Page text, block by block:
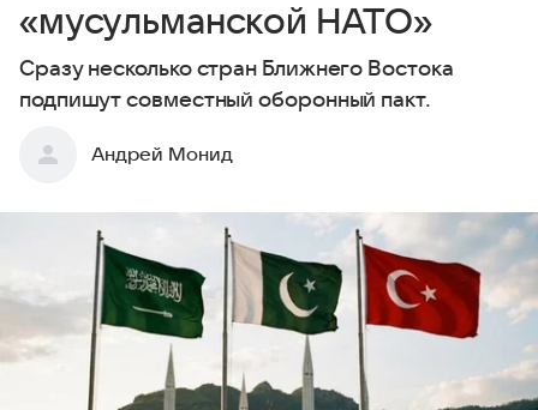
«мусульманской НАТО»
Сразу несколько стран Ближнего Востока
подпишут совместный оборонный пакт.
Андрей Монид